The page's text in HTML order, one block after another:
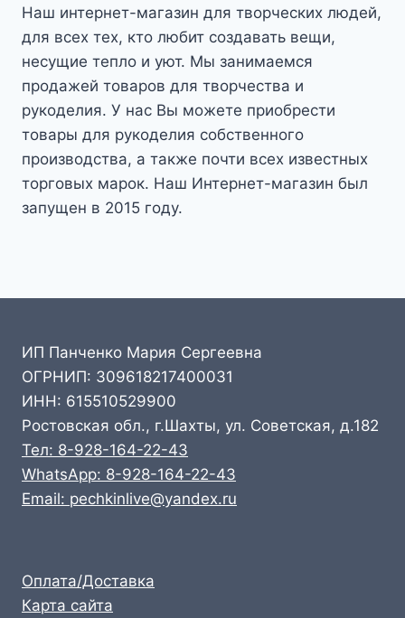
Наш интернет-магазин для творческих людей,
для всех тех, кто любит создавать вещи,
несущие тепло и уют. Мы занимаемся
продажей товаров для творчества и
рукоделия. У нас Вы можете приобрести
товары для рукоделия собственного
производства, а также почти всех известных
торговых марок. Наш Интернет-магазин был
запущен в 2015 году.
ИП Панченко Мария Сергеевна
ОГРНИП: 309618217400031
ИНН: 615510529900
Ростовская обл., г.Шахты, ул. Советская, д.182
Тел: 8-928-164-22-43
WhatsApp: 8-928-164-22-43
Email: pechkinlive@yandex.ru
Оплата/Доставка
Карта сайта